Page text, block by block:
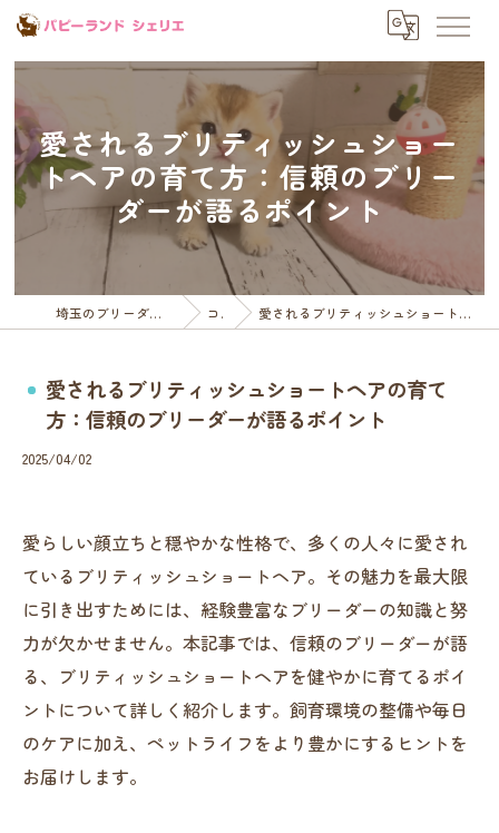
愛されるブリティッシュショー
トヘアの育て方：信頼のブリー
ダーが語るポイント
埼玉のブリーダーならパピーランドシェリエ コラム 愛されるブリティッシュショートヘアの育て方：信頼のブリーダーが語るポイント
愛されるブリティッシュショートヘアの育て
方：信頼のブリーダーが語るポイント
2025/04/02
愛らしい顔立ちと穏やかな性格で、多くの人々に愛され
ているブリティッシュショートヘア。その魅力を最大限
に引き出すためには、経験豊富なブリーダーの知識と努
力が欠かせません。本記事では、信頼のブリーダーが語
る、ブリティッシュショートヘアを健やかに育てるポイ
ントについて詳しく紹介します。飼育環境の整備や毎日
のケアに加え、ペットライフをより豊かにするヒントを
お届けします。